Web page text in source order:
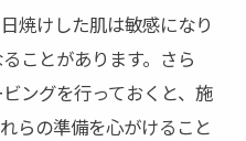
焼けした肌は敏感になり
ことがあります。さら
ングを行っておくと、施
らの準備を心がけること